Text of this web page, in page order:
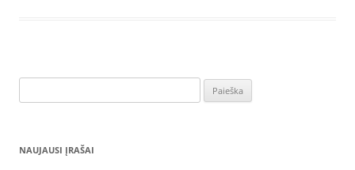
NAUJAUSI ĮRAŠAI